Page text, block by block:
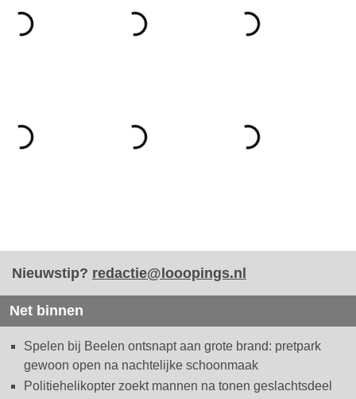
Nieuwstip? redactie@looopings.nl
Net binnen
Spelen bij Beelen ontsnapt aan grote brand: pretpark
gewoon open na nachtelijke schoonmaak
Politiehelikopter zoekt mannen na tonen geslachtsdeel